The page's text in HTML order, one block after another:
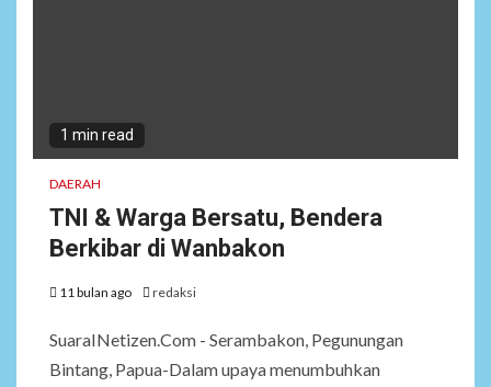
1 min read
DAERAH
TNI & Warga Bersatu, Bendera
Berkibar di Wanbakon
11 bulan ago redaksi
SuaraINetizen.Com - Serambakon, Pegunungan
Bintang, Papua-Dalam upaya menumbuhkan